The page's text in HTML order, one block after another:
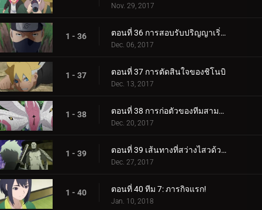
Nov. 29, 2017
1 - 36 ตอนที่ 36 การสอบรับปริญญาเริ่มต้นขึ้นแล้ว!
Dec. 06, 2017
1 - 37 ตอนที่ 37 การตัดสินใจของชิโนบิ
Dec. 13, 2017
1 - 38 ตอนที่ 38 การก่อตัวของทีมสามคน?
Dec. 20, 2017
1 - 39 ตอนที่ 39 เส้นทางที่สว่างไสวด้วยพระจันทร์เต็มดวง
Dec. 27, 2017
1 - 40 ตอนที่ 40 ทีม 7: ภารกิจแรก!
Jan. 10, 2018